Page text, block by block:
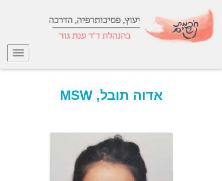
אדוה תובל, MSW